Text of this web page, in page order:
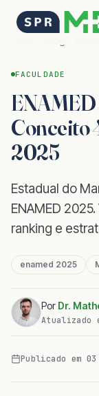
FACULDADE
Conceito
2025
Estadual do
ENAMED
ranking e
enamed 2025
Por Dr.
Atualizado
Publicado em